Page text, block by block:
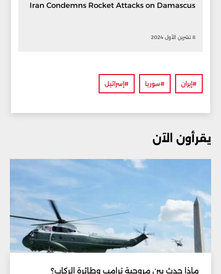
Iran Condemns Rocket Attacks on Damascus
8 تشرين الأول 2024
#إيران #سوريا #إسرائيل
يقرأون الآن
ماذا حدث بين مروحية ترامب وطائرة الركاب؟